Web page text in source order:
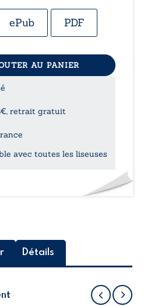
de
ePub PDF
AU PANIER
retrait gratuit
avec toutes les liseuses
Détails